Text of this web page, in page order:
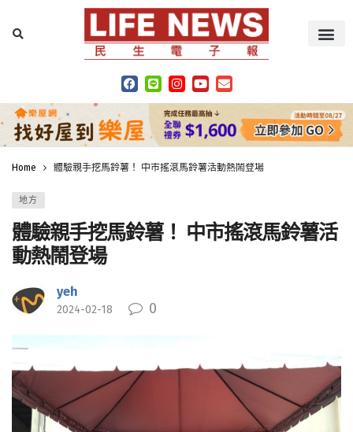
Home 體驗親手挖馬鈴薯！ 中市搖滾馬鈴薯活動熱鬧登場
地方
體驗親手挖馬鈴薯！ 中市搖滾馬鈴薯活
動熱鬧登場
yeh
2024-02-18 0